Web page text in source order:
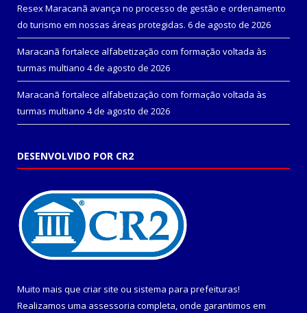
Resex Maracanã avança no processo de gestão e ordenamento
do turismo em nossas áreas protegidas. 6 de agosto de 2026
Maracanã fortalece alfabetização com formação voltada às
turmas multiano 4 de agosto de 2026
Maracanã fortalece alfabetização com formação voltada às
turmas multiano 4 de agosto de 2026
DESENVOLVIDO POR CR2
Muito mais que criar site ou sistema para prefeituras!
Realizamos uma assessoria completa, onde garantimos em